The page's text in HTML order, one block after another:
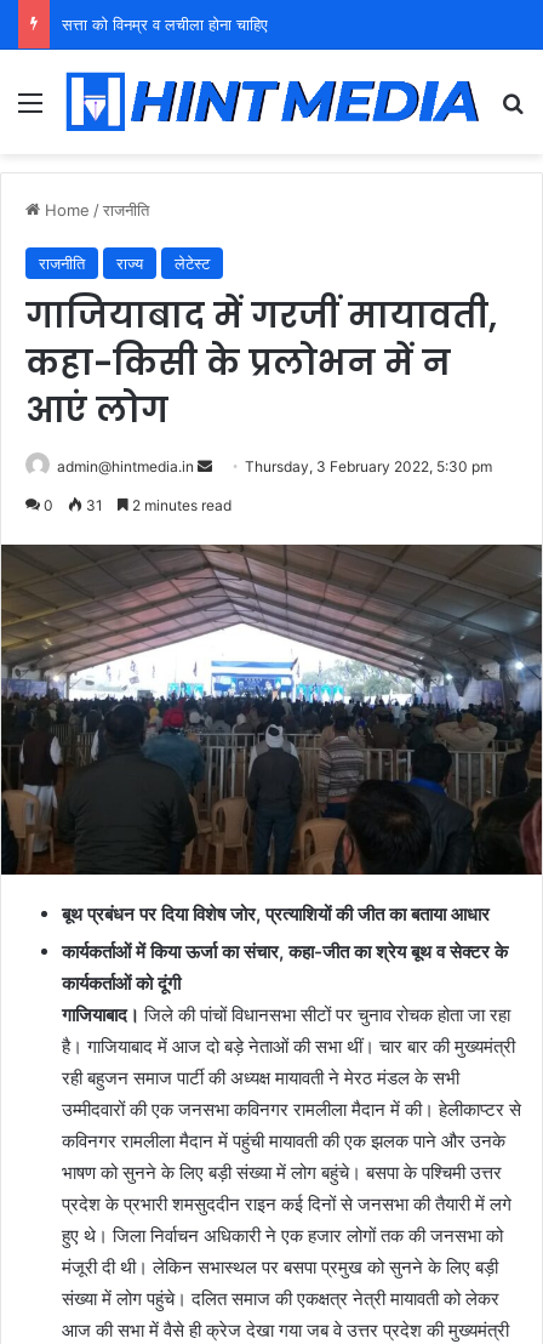
सत्ता को विनम्र व लचीला होना चाहिए
Menu
Home /राजनीति
राजनीति राज्य लेटेस्ट
गाजियाबाद में गरजीं मायावती,
कहा-किसी के प्रलोभन में न
आएं लोग
admin@hintmedia.in
SendThursday, 3 February 2022, 5:30 pm
0 31 2 minutes read
बूथ प्रबंधन पर दिया विशेष जोर, प्रत्याशियों की जीत का बताया आधार
कार्यकर्ताओं में किया ऊर्जा का संचार, कहा-जीत का श्रेय बूथ व सेक्टर के
कार्यकर्ताओं को दूंगी
गाजियाबाद। जिले की पांचों विधानसभा सीटों पर चुनाव रोचक होता जा रहा
है। गाजियाबाद में आज दो बड़े नेताओं की सभा थीं। चार बार की मुख्यमंत्री
रही बहुजन समाज पार्टी की अध्यक्ष मायावती ने मेरठ मंडल के सभी
उम्मीदवारों की एक जनसभा कविनगर रामलीला मैदान में की। हेलीकाप्टर से
कविनगर रामलीला मैदान में पहुंची मायावती की एक झलक पाने और उनके
भाषण को सुनने के लिए बड़ी संख्या में लोग बहुंचे। बसपा के पश्चिमी उत्तर
प्रदेश के प्रभारी शमसुददीन राइन कई दिनों से जनसभा की तैयारी में लगे
हुए थे। जिला निर्वाचन अधिकारी ने एक हजार लोगों तक की जनसभा को
मंजूरी दी थी। लेकिन सभास्थल पर बसपा प्रमुख को सुनने के लिए बड़ी
संख्या में लोग पहुंचे। दलित समाज की एकक्षत्र नेत्री मायावती को लेकर
आज की सभा में वैसे ही क्रेज देखा गया जब वे उत्तर प्रदेश की मुख्यमंत्री